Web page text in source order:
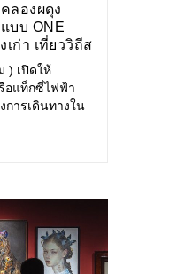
ลองผดุง
บบ ONE
เก่า เที่ยววิถีส
โลก
.) เปิดให้
อแท็กซี่ไฟฟ้า
การเดินทางใน
(มูฟมี)